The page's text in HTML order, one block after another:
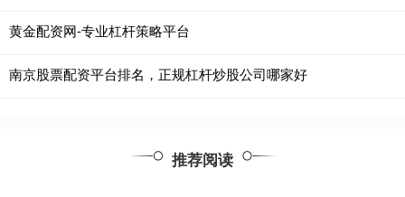
黄金配资网-专业杠杆策略平台
南京股票配资平台排名，正规杠杆炒股公司哪家好
推荐阅读